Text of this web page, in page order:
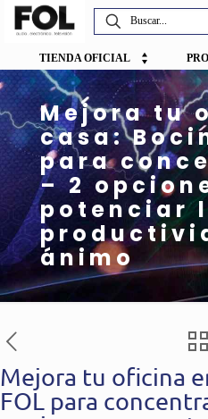
TIENDA OFICIAL
Mejora tu
casa:
para
– 2
potenciar
ánimo
Mejora tu oficina
FOL para